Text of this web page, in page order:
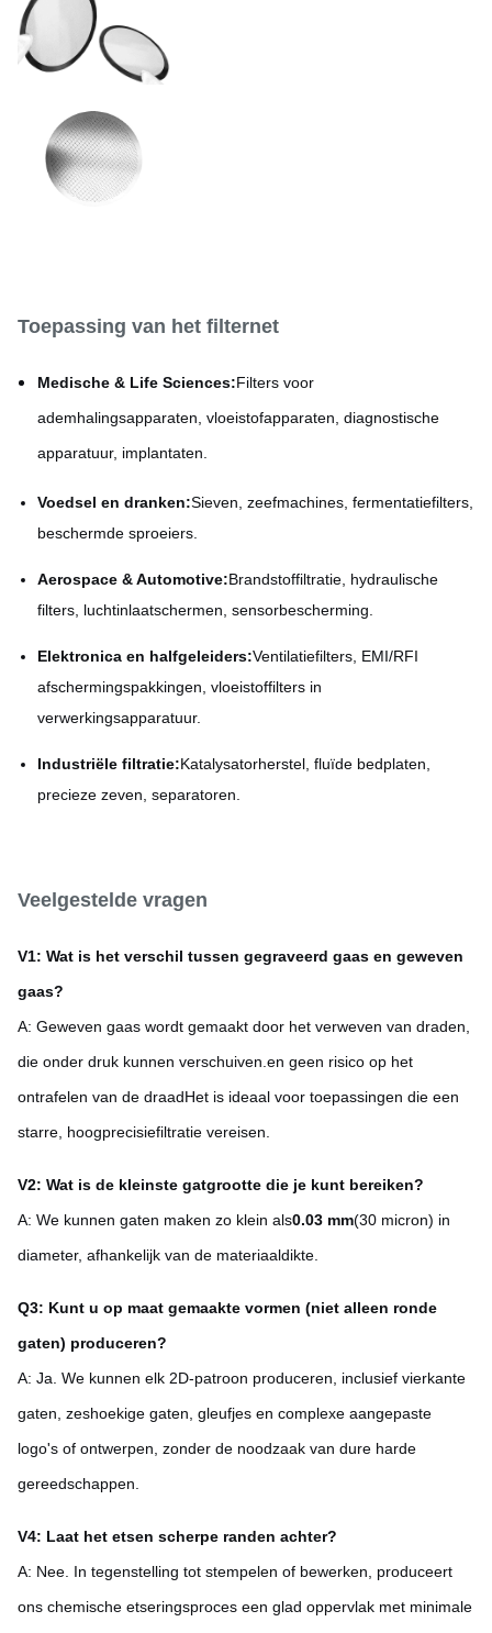
Toepassing van het filternet
Medische & Life Sciences:Filters voor
ademhalingsapparaten, vloeistofapparaten, diagnostische
apparatuur, implantaten.
Voedsel en dranken:Sieven, zeefmachines, fermentatiefilters,
beschermde sproeiers.
Aerospace & Automotive:Brandstoffiltratie, hydraulische
filters, luchtinlaatschermen, sensorbescherming.
Elektronica en halfgeleiders:Ventilatiefilters, EMI/RFI
afschermingspakkingen, vloeistoffilters in
verwerkingsapparatuur.
Industriële filtratie:Katalysatorherstel, fluïde bedplaten,
precieze zeven, separatoren.
Veelgestelde vragen
V1: Wat is het verschil tussen gegraveerd gaas en geweven
gaas?
A: Geweven gaas wordt gemaakt door het verweven van draden,
die onder druk kunnen verschuiven.en geen risico op het
ontrafelen van de draadHet is ideaal voor toepassingen die een
starre, hoogprecisiefiltratie vereisen.
V2: Wat is de kleinste gatgrootte die je kunt bereiken?
A: We kunnen gaten maken zo klein als0.03 mm(30 micron) in
diameter, afhankelijk van de materiaaldikte.
Q3: Kunt u op maat gemaakte vormen (niet alleen ronde
gaten) produceren?
A: Ja. We kunnen elk 2D-patroon produceren, inclusief vierkante
gaten, zeshoekige gaten, gleufjes en complexe aangepaste
logo's of ontwerpen, zonder de noodzaak van dure harde
gereedschappen.
V4: Laat het etsen scherpe randen achter?
A: Nee. In tegenstelling tot stempelen of bewerken, produceert
ons chemische etseringsproces een glad oppervlak met minimale